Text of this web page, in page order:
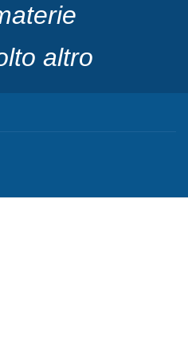
altro